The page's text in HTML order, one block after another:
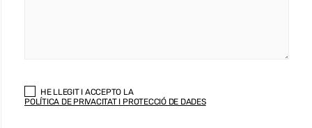
HE LLEGIT I ACCEPTO LA
POLÍTICA DE PRIVACITAT I PROTECCIÓ DE DADES